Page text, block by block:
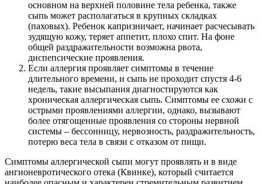
основном на верхней половине тела ребенка, также
сыпь может располагаться в крупных складках
(паховых). Ребенок капризничает, начинает расчесывать
зудящую кожу, теряет аппетит, плохо спит. На фоне
общей раздражительности возможна рвота,
диспепсические проявления.
Если аллергия проявляет симптомы в течение
длительного времени, и сыпь не проходит спустя 4-6
недель, такие высыпания диагностируются как
хроническая аллергическая сыпь. Симптомы ее схожи с
острыми проявлениями аллергии, однако, вызывают
более отягощенные проявления со стороны нервной
системы – бессонницу, нервозность, раздражительность,
потерю веса тела в связи с отказом от пищи.
Симптомы аллергической сыпи могут проявлять и в виде
ангионевротического отека (Квинке), который считается